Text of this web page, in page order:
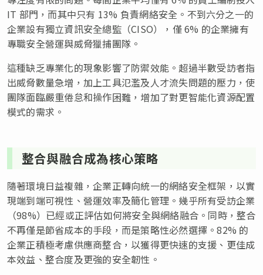
IT 部門，而其中只有 13% 負責網絡安全。不到六分之一的
企業設有獨立資訊安全總監（CISO），僅 6% 的企業擁有
專職安全營運與威脅獵捕團隊。
這種缺乏專業化的現象影響了防禦效能。超過半數受訪者指
出威脅數量急增，加上工具氾濫及人才流失問題的壓力，使
團隊面臨嚴重倦怠和操作困難，增加了對更智能化資源配置
模式的需求。
整合與融合成為核心策略
隨著環境日益複雜，企業正轉向統一的網絡安全框架，以實
現端到端可視性、營運效率及簡化管理。幾乎所有受訪企業
（98%）已經或正評估如何將安全與網絡融合。同時，整合
不再僅是節省成本的手段，而是策略性必然選擇。82% 的
企業正積極考慮供應商整合，以獲得更快速的支援、更佳成
本效益、整合度及更強的安全韌性。